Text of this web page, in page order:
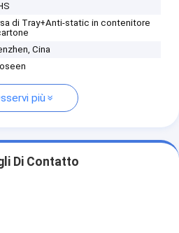
di Tray+Anti-static in contenitore
Cina
più
Di Contatto